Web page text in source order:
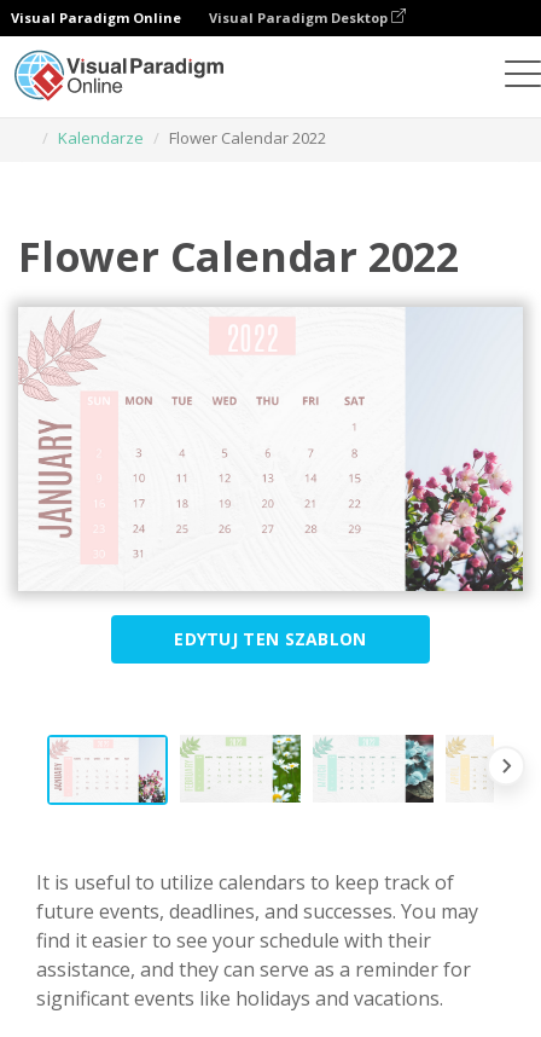
Visual Paradigm Online Visual Paradigm Desktop
Kalendarze
Flower Calendar 2022
Flower Calendar 2022
EDYTUJ TEN SZABLON
It is useful to utilize calendars to keep track of
future events, deadlines, and successes. You may
find it easier to see your schedule with their
assistance, and they can serve as a reminder for
significant events like holidays and vacations.